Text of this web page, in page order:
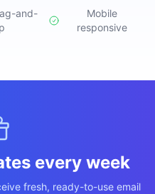
บบ
and-
Mobile
responsive
every week
fresh, ready-to-use email